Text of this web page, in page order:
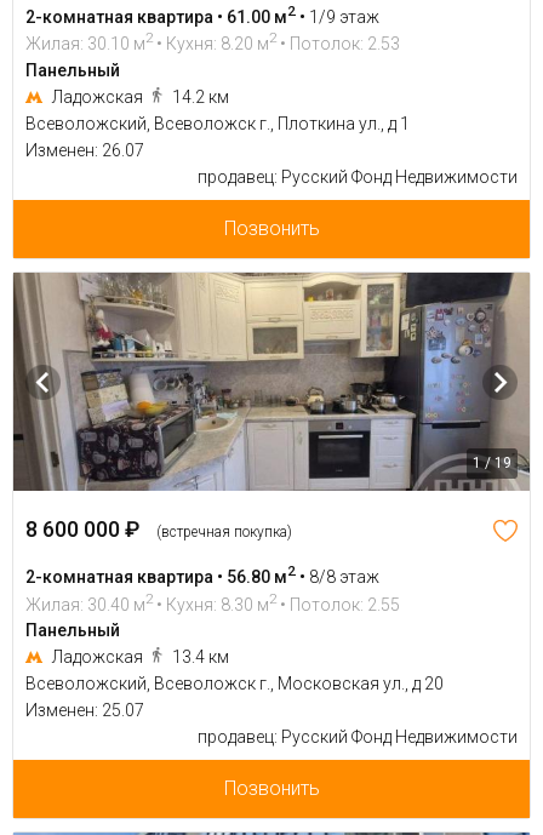
2-комнатная квартира • 61.00 м2 • 1/9 этаж
Жилая: 30.10 м2 • Кухня: 8.20 м2 • Потолок: 2.53
Панельный
Ладожская
14.2 км
Всеволожский, Всеволожск г., Плоткина ул., д 1
Изменен: 26.07
продавец: Русский Фонд Недвижимости
Позвонить
1 / 19
8 600 000 ₽ (встречная покупка)
2-комнатная квартира • 56.80 м2 • 8/8 этаж
Жилая: 30.40 м2 • Кухня: 8.30 м2 • Потолок: 2.55
Панельный
Ладожская
13.4 км
Всеволожский, Всеволожск г., Московская ул., д 20
Изменен: 25.07
продавец: Русский Фонд Недвижимости
Позвонить